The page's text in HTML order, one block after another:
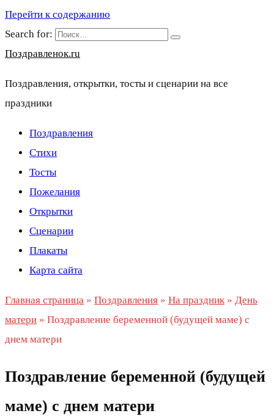
Перейти к содержанию
Search for:
Поздравленок.ru
Поздравления, открытки, тосты и сценарии на все
праздники
Поздравления
Стихи
Тосты
Пожелания
Открытки
Сценарии
Плакаты
Карта сайта
Главная страница » Поздравления » На праздник » День
матери » Поздравление беременной (будущей маме) с
днем матери
Поздравление беременной (будущей
маме) с днем матери